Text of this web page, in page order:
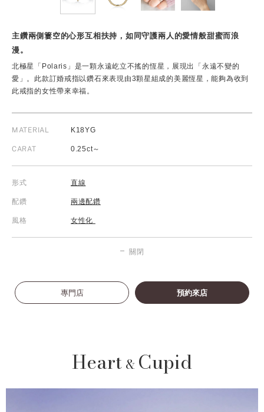
主鑽兩側簍空的心形互相扶持，如同守護兩人的愛情般甜蜜而浪
漫。
北極星「Polaris」是一顆永遠屹立不搖的恆星，展現出「永遠不變的
愛」。此款訂婚戒指以鑽石來表現由3顆星組成的美麗恆星，能夠為收到
此戒指的女性帶來幸福。
MATERIAL K18YG
CARAT 0.25ct～
形式 直線
配鑽 兩邊配鑽
風格 女性化
關閉
專門店 預約來店
Heart & Cupid